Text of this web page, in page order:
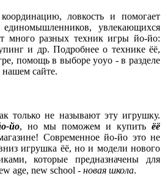
ловкость и помогает
увлекающихся
много разных техник игры йо-йо:
и др. Подробнее о технике ёё,
помощь в выборе yoyo - в разделе
нашем сайте.
только не называют эту игрушку.
йо, но мы поможем и купить ёё
Современное йо-йо это не
игрушка ёё, но и модели нового
которые предназначены для
age, new school - новая школа.